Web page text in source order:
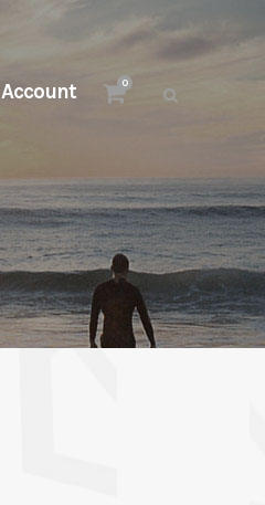
0
Account